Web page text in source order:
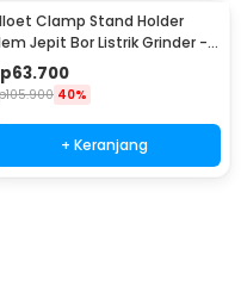
Clamp Stand Holder
Jepit Bor Listrik Grinder -
6117
63.700
105.900 40%
+ Keranjang